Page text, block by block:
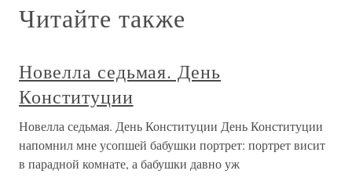
Читайте также
Новелла седьмая. День
Конституции
Новелла седьмая. День Конституции День Конституции
напомнил мне усопшей бабушки портрет: портрет висит
в парадной комнате, а бабушки давно уж